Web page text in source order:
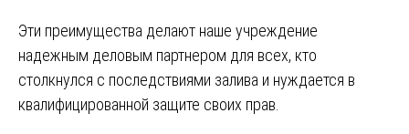
Эти преимущества делают наше учреждение
надежным деловым партнером для всех, кто
столкнулся с последствиями залива и нуждается в
квалифицированной защите своих прав.